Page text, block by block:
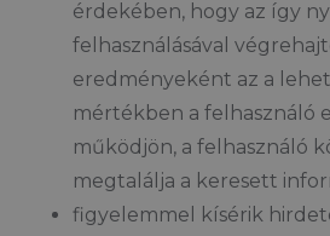
érdekében, hogy az így
felhasználásával
eredményeként az a
mértékben a felhasználó
működjön, a felhasználó
megtalálja a keresett
figyelemmel kísérik